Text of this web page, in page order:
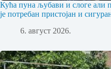
Кућа пуна љубави и слоге али
је потребан пристојан и
6. август 2026.